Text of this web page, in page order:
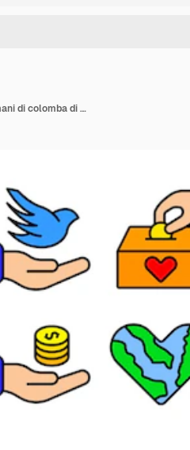
Set di icone di beneficenza Scatola di donazione di nastro mani di colomba di pace che tengono la casa del cuore con monete di cuore Terra cuore lavoro di squadra supporto concetto di beneficenzia e gentilezza